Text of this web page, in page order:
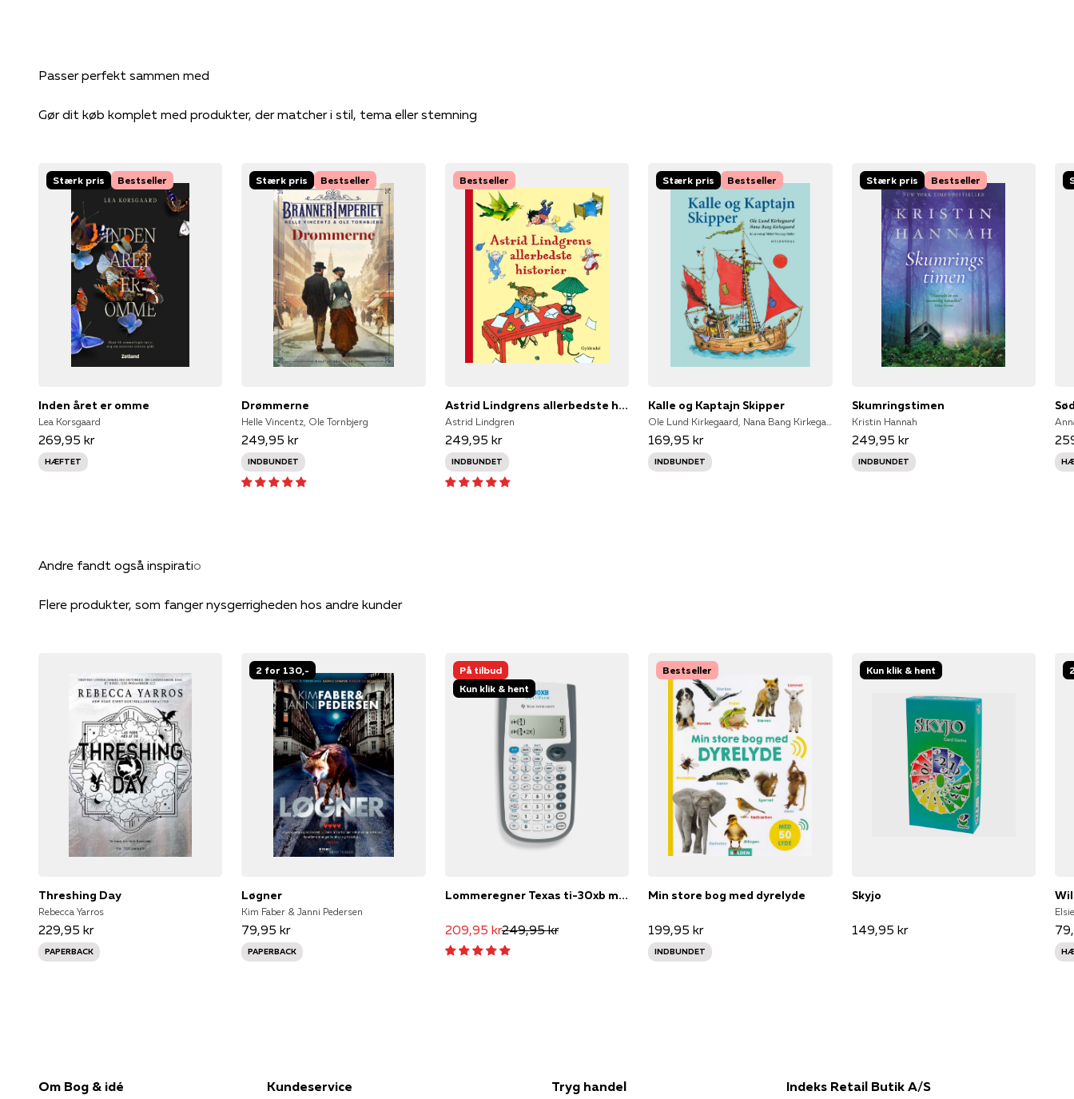
Gør dit køb komplet med produkter, der matcher i stil, tema eller stemning
Stærk pris Bestseller
Inden året er omme
Lea Korsgaard
269,95 kr
HÆFTET
Stærk pris Bestseller
Drømmerne
Helle Vincentz, Ole Tornbjerg
249,95 kr
INDBUNDET
Bestseller
Astrid Lindgrens allerbedste historier
Astrid Lindgren
249,95 kr
INDBUNDET
Stærk pris Bestseller
Kalle og Kaptajn Skipper
169,95 kr
INDBUNDET
Stærk pris Bestseller
Skumringstimen
Kristin Hannah
249,95 kr
INDBUNDET
Flere produkter, som fanger nysgerrigheden hos andre kunder
Threshing Day
Rebecca Yarros
229,95 kr
PAPERBACK
2 for 130,-
Løgner
Kim Faber & Janni Pedersen
79,95 kr
PAPERBACK
På tilbud
Kun klik & hent
Lommeregner Texas ti-30xb multi view
209,95 kr249,95 kr
Bestseller
Min store bog med dyrelyde
199,95 kr
INDBUNDET
Kun klik & hent
Skyjo
149,95 kr
Om Bog & idé Kundeservice Tryg handel Indeks Retail Butik A/S